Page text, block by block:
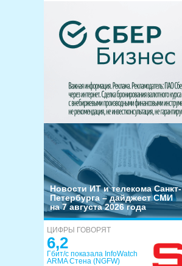
Новости ИТ и телекома Санкт-
Петербурга – дайджест СМИ
на 7 августа 2026 года
ЦИФРЫ ГОВОРЯТ
6,2
Гбит/с показала InfoWatch
ARMA Стена (NGFW)